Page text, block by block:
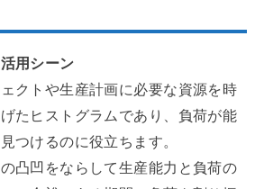
用シーン
クトや生産計画に必要な資源を時
たヒストグラムであり、負荷が能
つけるのに役立ちます。
凸凹をならして生産能力と負荷の